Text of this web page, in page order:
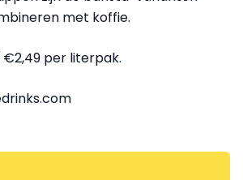
met koffie.
per literpak.